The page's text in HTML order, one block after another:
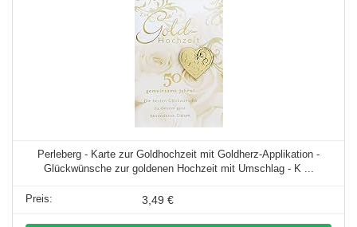
Perleberg - Karte zur Goldhochzeit mit Goldherz-Applikation -
Glückwünsche zur goldenen Hochzeit mit Umschlag - K ...
3,49 €